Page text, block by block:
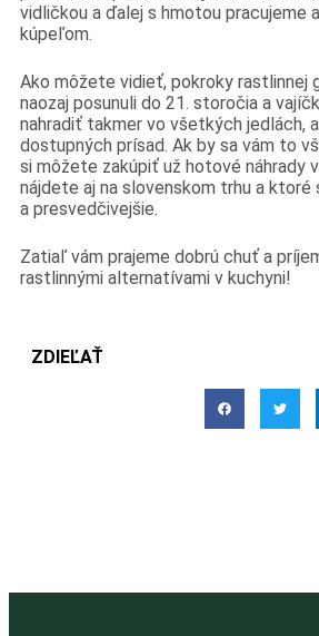
vidličkou a ďalej s hmotou pracujeme
kúpeľom.
Ako môžete vidieť, pokroky rastlinnej
naozaj posunuli do 21. storočia a
nahradiť takmer vo všetkých jedlách,
dostupných prísad. Ak by sa vám to
si môžete zakúpiť už hotové náhrady
nájdete aj na slovenskom trhu a ktoré
a presvedčivejšie.
Zatiaľ vám prajeme dobrú chuť a
rastlinnými alternatívami v kuchyni!
ZDIEĽAŤ